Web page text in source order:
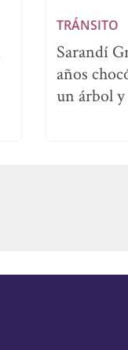
TRÁNSITO
Sarandí
años
un árbol